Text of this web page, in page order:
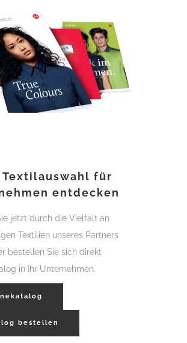
Textilauswahl für
entdecken
jetzt durch die Vielfalt an
Textilien unseres Partners
bestellen Sie sich direkt
in Ihr Unternehmen.
bestellen